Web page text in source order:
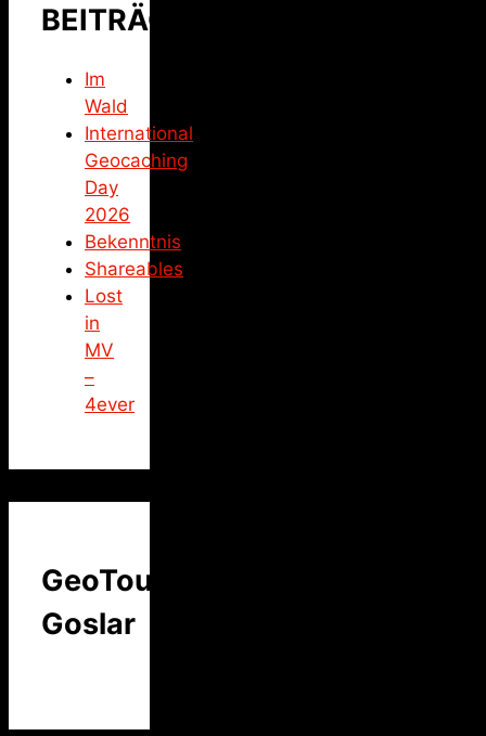
BEITRÄGE
Im
Wald
International
Geocaching
Day
2026
Bekenntnis
Shareables
Lost
in
MV
–
4ever
GeoTour
Goslar